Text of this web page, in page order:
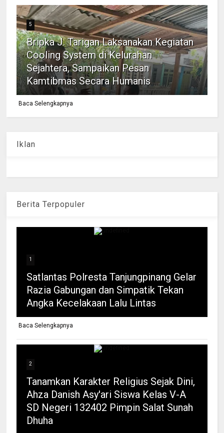
5
Bripka J. Tarigan Laksanakan Kegiatan
Cooling System di Kelurahan
Sejahtera, Sampaikan Pesan
Kamtibmas Secara Humanis
Baca Selengkapnya
Iklan
Berita Terpopuler
1
Satlantas Polresta Tanjungpinang Gelar
Razia Gabungan dan Simpatik Tekan
Angka Kecelakaan Lalu Lintas
Baca Selengkapnya
2
Tanamkan Karakter Religius Sejak Dini,
Ahza Danish Asy'ari Siswa Kelas V-A
SD Negeri 132402 Pimpin Salat Sunah
Dhuha